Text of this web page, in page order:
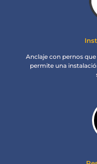
Anclaje con pernos
permite una